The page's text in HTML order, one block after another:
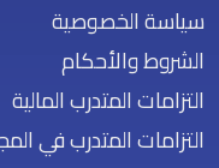
سياسة الخصوصية
الشروط والأحكام
التزامات المتدرب المالية
التزامات المتدرب في